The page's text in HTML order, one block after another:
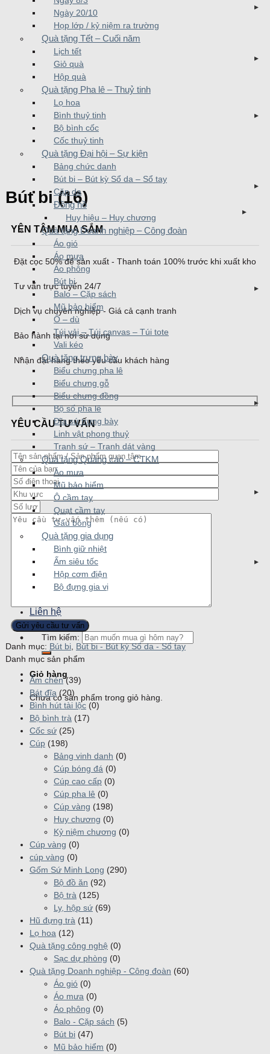
Ngày 20/10
Họp lớp / kỷ niệm ra trường
Quà tặng Tết – Cuối năm
Lịch tết
Giỏ quà
Hộp quà
Quà tặng Pha lê – Thuỷ tinh
Lọ hoa
Bình thuỷ tinh
Bộ bình cốc
Cốc thuỷ tinh
Quà tặng Đại hội – Sự kiện
Bảng chức danh
Bút bi – Bút kỳ Sổ da – Sổ tay
Cặp da
Đồng hồ
Huy hiệu – Huy chương
Quà tặng Doanh nghiệp – Công đoàn
Áo gió
Áo mưa
Áo phông
Bút bi
Balo – Cặp sách
Mũ bảo hiểm
Ô – dù
Túi vải – Túi canvas – Túi tote
Vali kéo
Quà tặng trưng bày
Biểu chưng pha lê
Biểu chưng gỗ
Biểu chưng đồng
Bộ số pha lê
Đĩa sứ trưng bày
Linh vật phong thuỷ
Tranh sứ – Tranh dát vàng
Quà tặng Quảng cáo – CTKM
Áo mưa
Mũ bảo hiểm
Ô cầm tay
Quạt cầm tay
Gấu bông
Quà tặng gia dụng
Bình giữ nhiệt
Ấm siêu tốc
Hộp cơm điện
Bộ đựng gia vị
Liên hệ
Tuyển dụng
Tìm kiếm:
Giỏ hàng
Chưa có sản phẩm trong giỏ hàng.
Bút bi (16)
YÊN TÂM MUA SẮM
Đặt cọc 50% để sản xuất - Thanh toán 100% trước khi xuất kho
Tư vấn trực tuyến 24/7
Dịch vụ chuyên nghiệp - Giá cả cạnh tranh
Bảo hành tại nơi sử dụng
Nhận đặt hàng theo yêu cầu khách hàng
YÊU CẦU TƯ VẤN
Danh mục: Bút bi, Bút bi - Bút kỳ Sổ da - Sổ tay
Danh mục sản phẩm
Ấm chén (39)
Bát đĩa (20)
Bình hút tài lộc (0)
Bộ bình trà (17)
Cốc sứ (25)
Cúp (198)
Bảng vinh danh (0)
Cúp bóng đá (0)
Cúp cao cấp (0)
Cúp pha lê (0)
Cúp vàng (198)
Huy chương (0)
Kỷ niệm chương (0)
Cúp vàng (0)
cúp vàng (0)
Gốm Sứ Minh Long (290)
Bộ đồ ăn (92)
Bộ trà (125)
Ly, hộp sứ (69)
Hũ đựng trà (11)
Lọ hoa (12)
Quà tặng công nghệ (0)
Sạc dự phòng (0)
Quà tặng Doanh nghiệp - Công đoàn (60)
Áo gió (0)
Áo mưa (0)
Áo phông (0)
Balo - Cặp sách (5)
Bút bi (47)
Mũ bảo hiểm (0)